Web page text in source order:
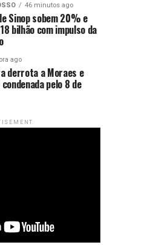
46 minutos ago
Sinop sobem 20% e
bilhão com impulso da
ago
derrota a Moraes e
pelo 8 de